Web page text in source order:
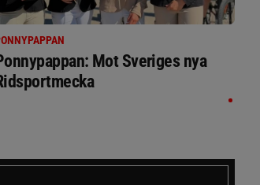
Mot Sveriges nya